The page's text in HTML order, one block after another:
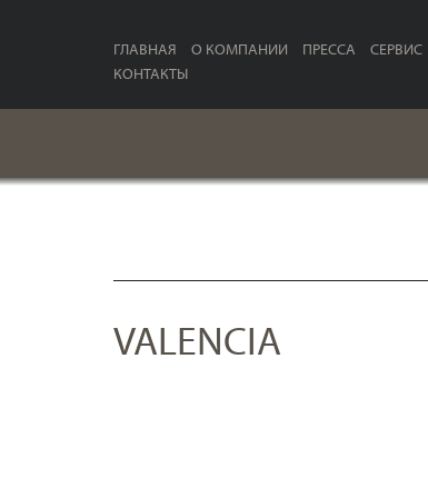
ГЛАВНАЯ О КОМПАНИИ ПРЕССА
СЕРВИС
КОНТАКТЫ
VALENCIA